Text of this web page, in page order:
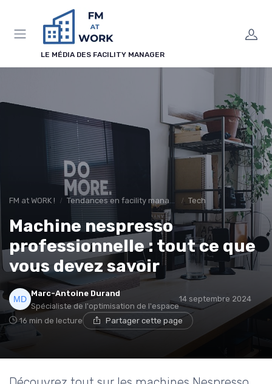
LE MÉDIA DES FACILITY MANAGER
FM at WORK ! Tendances en facility management Tech
Machine nespresso
professionnelle : tout ce que
vous devez savoir
Marc-Antoine Durand
Spécialiste de l'optimisation de l'espace
14 septembre 2024
16 min de lecture Partager cette page
Panneau de gestion des cookies